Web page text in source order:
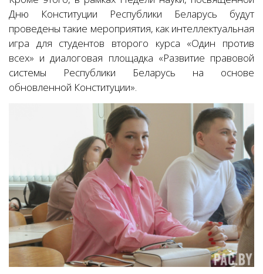
Дню Конституции Республики Беларусь будут
проведены такие мероприятия, как интеллектуальная
игра для студентов второго курса «Один против
всех» и диалоговая площадка «Развитие правовой
системы Республики Беларусь на основе
обновленной Конституции».